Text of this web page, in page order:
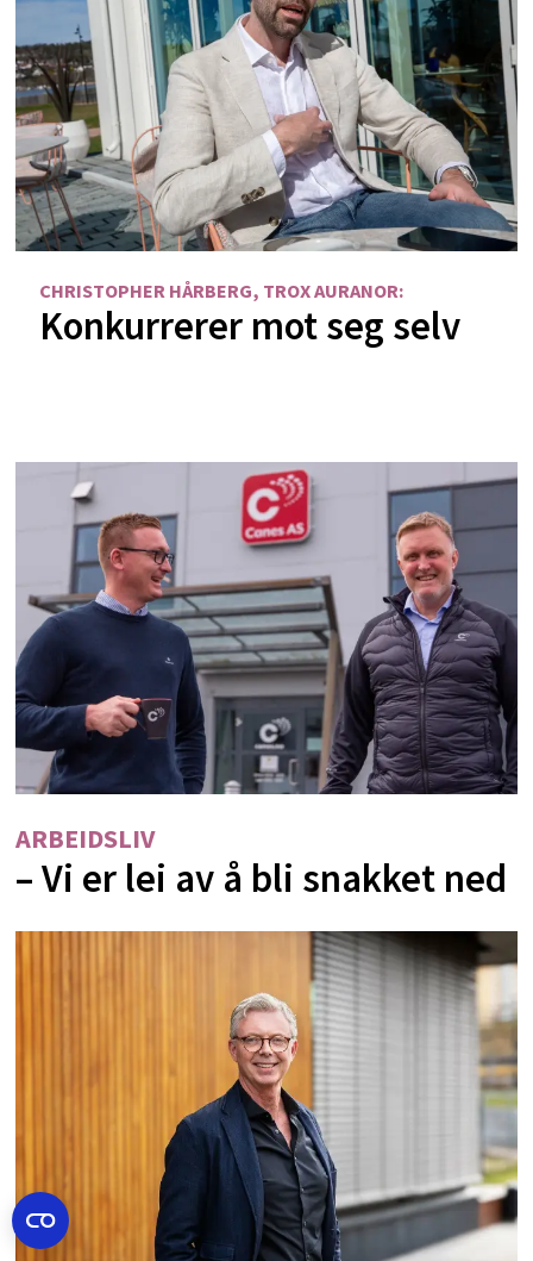
CHRISTOPHER HÅRBERG, TROX AURANOR:
Konkurrerer mot seg selv
ARBEIDSLIV
– Vi er lei av å bli snakket ned